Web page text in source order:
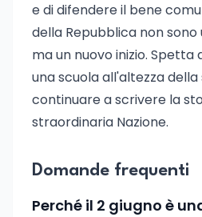
e di difendere il bene
della Repubblica non
ma un nuovo inizio. Spetta
una scuola all'altezza della
continuare a scrivere la
straordinaria Nazione.
Domande frequenti
Perché il 2 giugno è